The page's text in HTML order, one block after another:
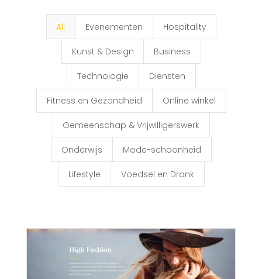
All Evenementen Hospitality
Kunst & Design Business
Technologie Diensten
Fitness en Gezondheid Online winkel
Gemeenschap & Vrijwilligerswerk
Onderwijs Mode-schoonheid
Lifestyle Voedsel en Drank